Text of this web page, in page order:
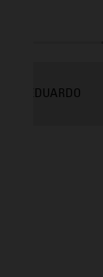
EDUARDO